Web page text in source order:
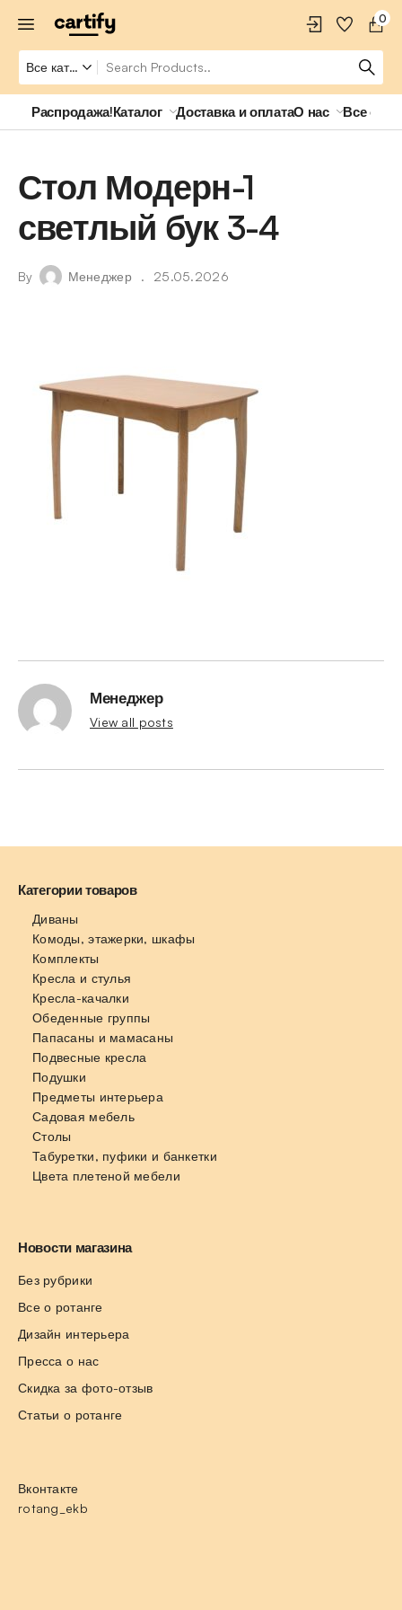
0
Распродажа!Каталог Доставка и оплатаО нас Все о
Стол Модерн-1
светлый бук 3-4
By Менеджер 25.05.2026
Менеджер
View all posts
Категории товаров
Диваны
Комоды, этажерки, шкафы
Комплекты
Кресла и стулья
Кресла-качалки
Обеденные группы
Папасаны и мамасаны
Подвесные кресла
Подушки
Предметы интерьера
Садовая мебель
Столы
Табуретки, пуфики и банкетки
Цвета плетеной мебели
Новости магазина
Без рубрики
Все о ротанге
Дизайн интерьера
Пресса о нас
Скидка за фото-отзыв
Статьи о ротанге
Вконтакте
rotang_ekb